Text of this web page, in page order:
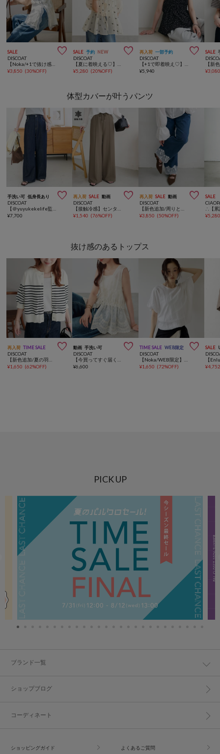
SALE 
DISCOAT
¥3,850 (30%OFF)
SALE 予約 NEW 
DISCOAT
¥5,280 (20%OFF)
再入荷 一部予約 
DISCOAT
¥5,940
SALE
¥
体型カバーが叶うパンツ
手洗い可 低身長あり 
DISCOAT
【＠yuyukekelife監修/理想を叶える♡】欲張りライトオンスデニムワイドパンツ
¥7,700
再入荷 SALE 動画 
DISCOAT
【接触冷感】センタープレスカットワイドパンツ
¥1,540 (76%OFF)
再入荷 SALE 動画 
DISCOAT
【新色追加/周りと差がつく♪】ライトオンス裾レースデニムストレートパンツ
¥3,850 (50%OFF)
SALE
¥
抜け感のあるトップス
再入荷 TIME SALE 
DISCOAT
¥1,650 (62%OFF)
動画 手洗い可 
DISCOAT
¥6,600
TIME SALE WEB限定 
DISCOAT
¥1,650 (72%OFF)
SALE
¥
PICK UP
ブランド一覧
ショップブログ
コーディネート
ショッピングガイド よくあるご質問